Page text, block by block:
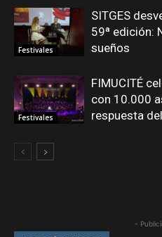
Festivales
SITGES
59ª edición:
sueños
Festivales
FIMUCITÉ
con 10.000
respuesta
-